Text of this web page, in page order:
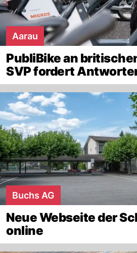
Aarau
PubliBike an
SVP fordert
Buchs AG
Neue Webseite der
online